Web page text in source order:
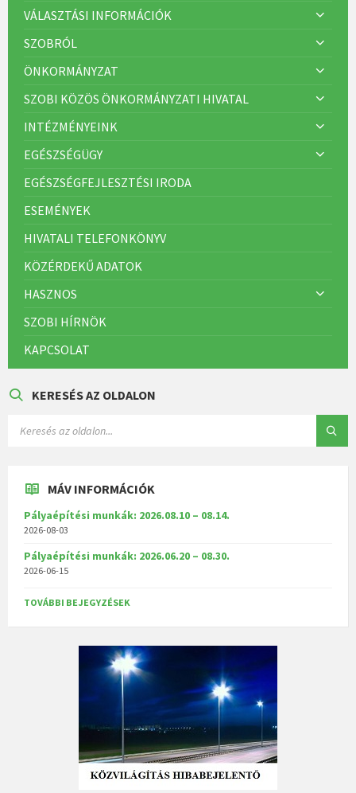
VÁLASZTÁSI INFORMÁCIÓK
SZOBRÓL
ÖNKORMÁNYZAT
SZOBI KÖZÖS ÖNKORMÁNYZATI HIVATAL
INTÉZMÉNYEINK
EGÉSZSÉGÜGY
EGÉSZSÉGFEJLESZTÉSI IRODA
ESEMÉNYEK
HIVATALI TELEFONKÖNYV
KÖZÉRDEKŰ ADATOK
HASZNOS
SZOBI HÍRNÖK
KAPCSOLAT
KERESÉS AZ OLDALON
MÁV INFORMÁCIÓK
Pályaépítési munkák: 2026.08.10 – 08.14.
2026-08-03
Pályaépítési munkák: 2026.06.20 – 08.30.
2026-06-15
TOVÁBBI BEJEGYZÉSEK